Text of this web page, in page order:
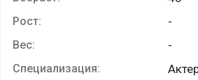
Рост: -
Вес: -
Специализация: